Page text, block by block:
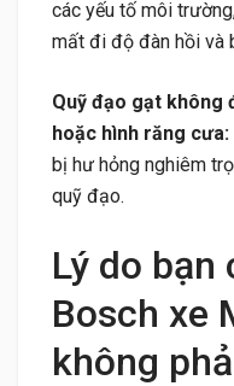
các yếu tố môi
mất đi độ đàn hồi và
Quỹ đạo gạt không
hoặc hình răng cưa:
bị hư hỏng nghiêm
quỹ đạo.
Lý do bạn
Bosch xe
không